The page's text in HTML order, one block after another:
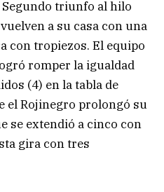
triunfo al hilo
a su casa con una
con tropiezos. El equipo
romper la igualdad
(4) en la tabla de
el Rojinegro prolongó su
se extendió a cinco con
gira con tres